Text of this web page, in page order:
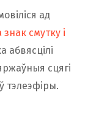
ад
знак смутку і
абвясцілі
сцягі
тэлеэфіры.